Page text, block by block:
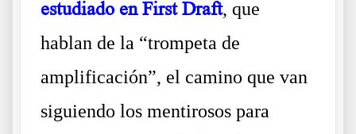
estudiado en First Draft, que
hablan de la “trompeta de
amplificación”, el camino que van
siguiendo los mentirosos para